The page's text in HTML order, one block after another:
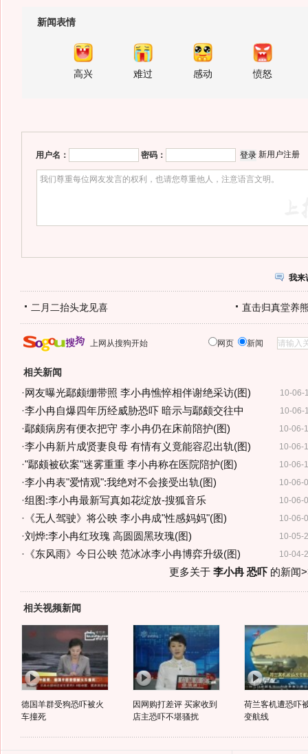
新闻表情
高兴 难过 感动 愤怒
用户名： 密码： 新用户注册
我来
二月二抬头龙见喜 直击归真堂养
上网从搜狗开始 网页 新闻
相关新闻
10-06-
·网友曝光鄢颇绷带照 李小冉憔悴相伴谢绝采访(图)
10-06-
·李小冉自爆四年历经威胁恐吓 暗示与鄢颇交往中
10-06-
·鄢颇病房有便衣把守 李小冉仍在床前陪护(图)
10-06-
·李小冉新片成贤妻良母 有情有义竟能容忍出轨(图)
10-06-
·"鄢颇被砍案"迷雾重重 李小冉称在医院陪护(图)
10-06-
·李小冉表"爱情观":我绝对不会接受出轨(图)
10-06-
·组图:李小冉最新写真如花绽放-搜狐音乐
10-06-
· 《无人驾驶》将公映 李小冉成"性感妈妈"(图)
10-05-
·刘烨:李小冉红玫瑰 高圆圆黑玫瑰(图)
10-04-
· 《东风雨》今日公映 范冰冰李小冉博弈升级(图)
更多关于 李小冉 恐吓的新闻
相关视频新闻
德国羊群受狗恐吓被火
车撞死
因网购打差评 买家收到
店主恐吓不堪骚扰
荷兰客机遭恐吓
变航线